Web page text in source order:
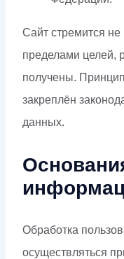
Сайт стремится не
пределами целей,
получены.
закреплён
данных.
Обработка
осуществляться